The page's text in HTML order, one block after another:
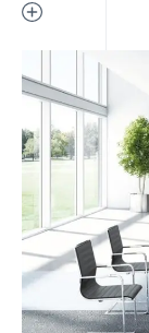
Previous